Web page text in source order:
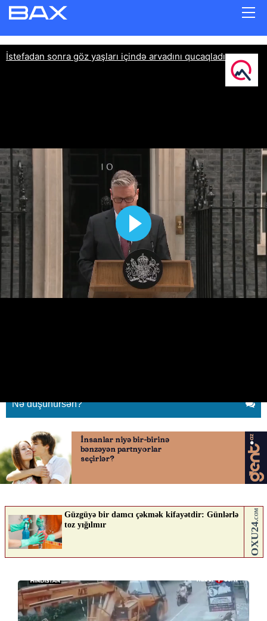
İstefadan sonra göz yaşları içində
Nə düşünürsən?